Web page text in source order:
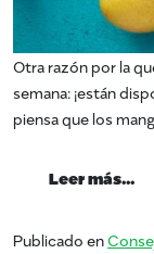
Otra razón por la
semana: ¡están
piensa que los
Leer más…
Publicado en